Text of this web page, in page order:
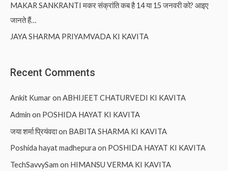
MAKAR SANKRANTI मकर संक्रांति कब है 14 या 15 जनवरी को? आइए
जानते हैं…
JAYA SHARMA PRIYAMVADA KI KAVITA
Recent Comments
Ankit Kumaron ABHIJEET CHATURVEDI KI KAVITA
Admin on POSHIDA HAYAT KI KAVITA
जया शर्मा प्रियंवदाon BABITA SHARMA KI KAVITA
Poshida hayat madhepura on POSHIDA HAYAT KI KAVITA
TechSavvySam on HIMANSU VERMA KI KAVITA